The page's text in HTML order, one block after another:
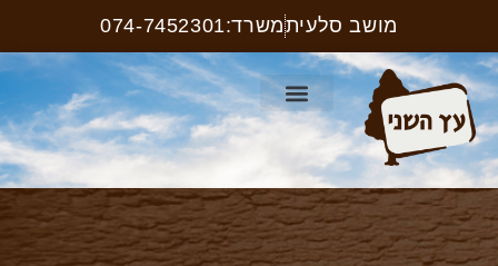
מושב סלעיתמשרד:074-7452301